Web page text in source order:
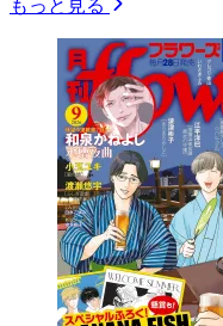
もっと見る